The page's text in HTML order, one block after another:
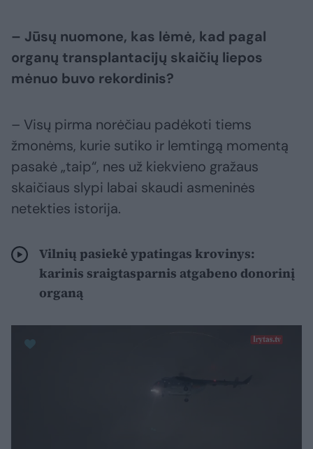
– Jūsų nuomone, kas lėmė, kad pagal
organų transplantacijų skaičių liepos
mėnuo buvo rekordinis?
– Visų pirma norėčiau padėkoti tiems
žmonėms, kurie sutiko ir lemtingą momentą
pasakė „taip“, nes už kiekvieno gražaus
skaičiaus slypi labai skaudi asmeninės
netekties istorija.
Vilnių pasiekė ypatingas krovinys:
karinis sraigtasparnis atgabeno donorinį
organą